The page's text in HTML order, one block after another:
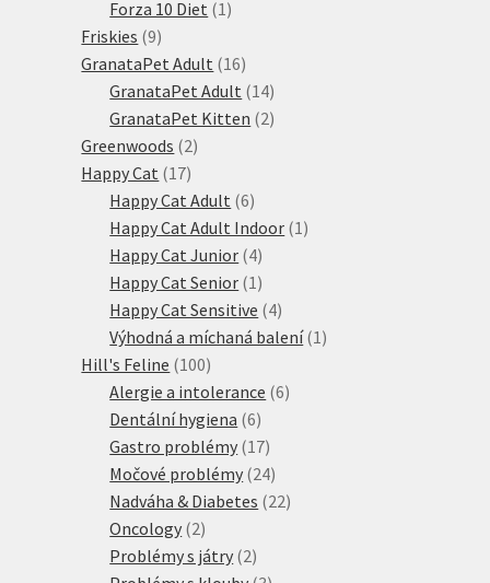
produktů
Forza 10 Diet 1 1
Friskies 99
produktů
GranataPet Adult 1616
produktů
GranataPet Adult 1414
produktů
GranataPet Kitten 22
Greenwoods 22
Happy Cat 1717
produktů
Happy Cat Adult 66
produktů
Happy Cat Adult Indoor 1 1
Happy Cat Junior 44
produkty
Happy Cat Senior 1 1
produkt
Happy Cat Sensitive 44
produkty
Výhodná a míchaná balení 1 1
Hill's Feline 100100
produktů
Alergie a intolerance 66
Dentální hygiena 66
produktů
Gastro problémy 1717
produktů
Močové problémy 2424
produktů
Nadváha & Diabetes 2222
Oncology 22
produkty
Problémy s játry 22